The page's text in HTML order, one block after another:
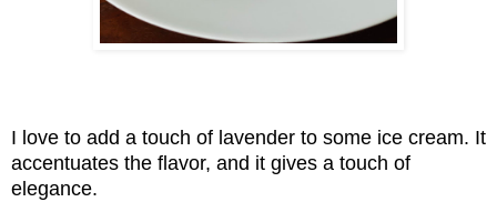
I love to add a touch of lavender to some ice cream. It
accentuates the flavor, and it gives a touch of
elegance.